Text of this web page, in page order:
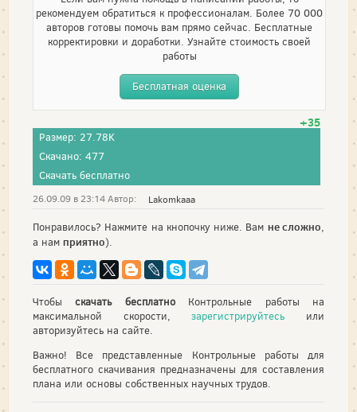
рекомендуем обратиться к профессионалам. Более 70 000
авторов готовы помочь вам прямо сейчас. Бесплатные
корректировки и доработки. Узнайте стоимость своей
работы
Бесплатная оценка
+35
Размер: 27.78K
Скачано: 477
Скачать бесплатно
26.09.09 в 23:14 Автор: Lakomkaaa
Понравилось? Нажмите на кнопочку ниже. Вам не сложно,
а нам приятно).
Чтобыскачать бесплатноКонтрольные работы на
максимальной скорости,зарегистрируйтесь или
авторизуйтесь на сайте.
Важно! Все представленные Контрольные работы для
бесплатного скачивания предназначены для составления
плана или основы собственных научных трудов.